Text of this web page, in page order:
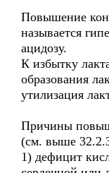
Повышение
называется
ацидозу.
К избытку
образования
утилизация
Причины
(см. выше
1) дефицит